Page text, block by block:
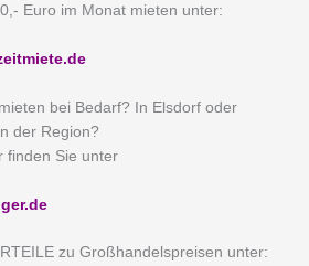
Euro im Monat mieten unter:
bei Bedarf? In Elsdorf oder
der Region?
finden Sie unter
zu Großhandelspreisen unter: